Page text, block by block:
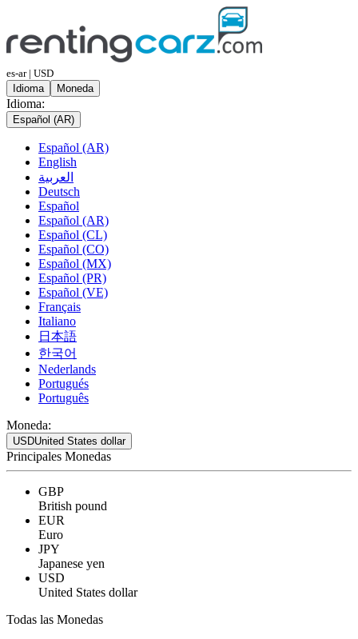
es-ar | USD
Idioma
Moneda
Idioma:
Español (AR)
Español (AR)
English
العربية
Deutsch
Español
Español (AR)
Español (CL)
Español (CO)
Español (MX)
Español (PR)
Español (VE)
Français
Italiano
日本語
한국어
Nederlands
Portugués
Português
Moneda:
USDUnited States dollar
Principales Monedas
GBP
British pound
EUR
Euro
JPY
Japanese yen
USD
United States dollar
Todas las Monedas